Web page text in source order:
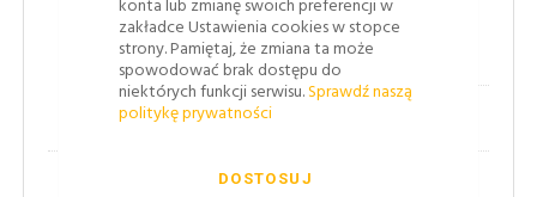
konta lub zmianę swoich preferencji w
zakładce Ustawienia cookies w stopce
strony. Pamiętaj, że zmiana ta może
spowodować brak dostępu do
niektórych funkcji serwisu.Sprawdź naszą
politykę prywatności
DOSTOSUJ
Jak to się robi(8)
Oznakowanie poziome(1)